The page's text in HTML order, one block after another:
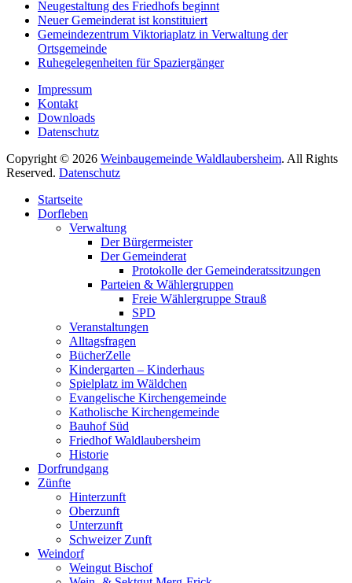
Neugestaltung des Friedhofs beginnt
Neuer Gemeinderat ist konstituiert
Gemeindezentrum Viktoriaplatz in Verwaltung der
Ortsgemeinde
Ruhegelegenheiten für Spaziergänger
Impressum
Kontakt
Downloads
Datenschutz
Copyright © 2026 Weinbaugemeinde Waldlaubersheim. All Rights
Reserved. Datenschutz
oben
scrollen
Startseite
Dorfleben
Verwaltung
Der Bürgermeister
Der Gemeinderat
Protokolle der Gemeinderatssitzungen
Parteien & Wählergruppen
Freie Wählergruppe Strauß
SPD
Veranstaltungen
Alltagsfragen
BücherZelle
Kindergarten – Kinderhaus
Spielplatz im Wäldchen
Evangelische Kirchengemeinde
Katholische Kirchengemeinde
Bauhof Süd
Friedhof Waldlaubersheim
Historie
Dorfrundgang
Zünfte
Hinterzunft
Oberzunft
Unterzunft
Schweizer Zunft
Weindorf
Weingut Bischof